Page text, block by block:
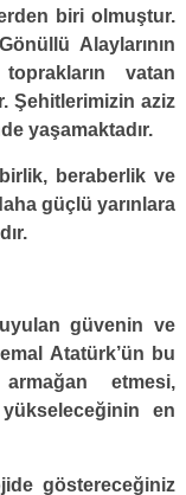
biri olmuştur.
Alaylarının
vatan
Şehitlerimizin aziz
yaşamaktadır.
beraberlik ve
güçlü yarınlara
güvenin ve
Atatürk’ün bu
etmesi,
en
göstereceğiniz